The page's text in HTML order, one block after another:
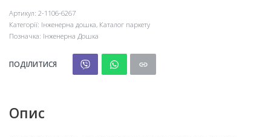
Артикул: 2-1106-6267
Категорії: Інженерна дошка, Каталог паркету
Позначка: Інженерна Дошка
ПОДІЛИТИСЯ
Опис